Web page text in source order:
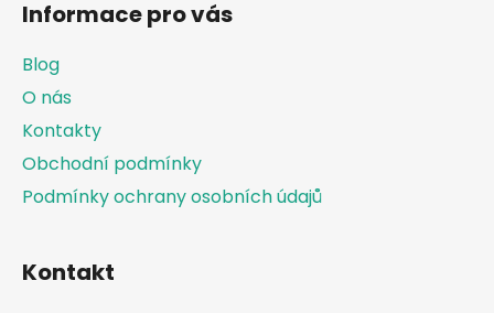
Informace pro vás
Blog
O nás
Kontakty
Obchodní podmínky
Podmínky ochrany osobních údajů
Kontakt